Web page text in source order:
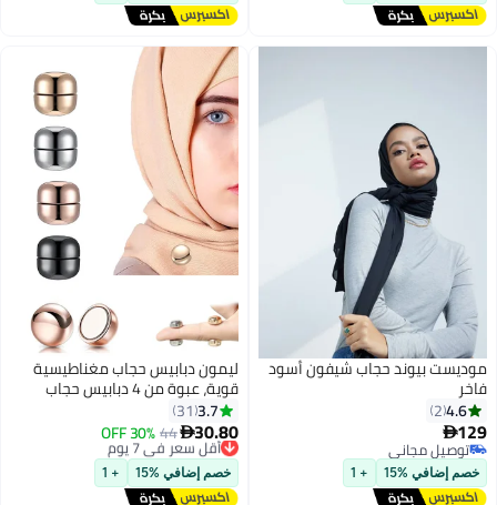
6
موديست بيوند حجاب شيفون أسود
فاخر
4.6
2
129
توصيل مجاني
توصيل مجاني
خصم إضافي %15 + 1
ليمون دبابيس حجاب مغناطيسية
قوية، عبوة من 4 دبابيس حجاب
مغناطيسية قوية متعددة
الاستخدامات، بدون دبابيس، دبابيس
مغناطيسية ملونة، وشاح
مغناطيسي، مشبك بروش مقاوم
للتشابك، مناسب للملابس والأوشحة.
3.7
31
30.80
44
30% OFF
أقل سعر في 7 يوم
توصيل مجاني
أقل سعر في 7 يوم
خصم إضافي %15 + 1